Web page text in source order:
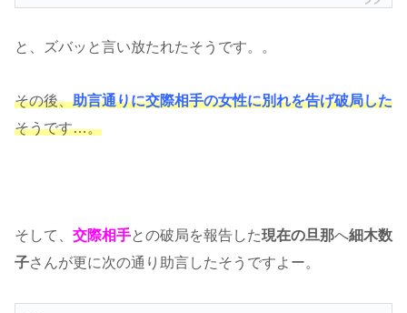
と、ズバッと言い放たれたそうです。。
その後、助言通りに交際相手の女性に別れを告げ破局した
そうです…。
そして、 交際相手との破局を報告した現在の旦那へ細木数
子さんが更に次の通り助言したそうですよー。